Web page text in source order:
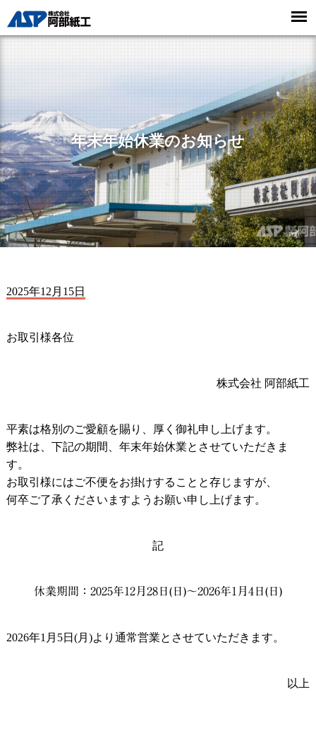
年末年始休業のお知らせ
2025年12月15日
お取引様各位
株式会社 阿部紙工
平素は格別のご愛顧を賜り、厚く御礼申し上げます。
弊社は、下記の期間、年末年始休業とさせていただきま
す。
お取引様にはご不便をお掛けすることと存じますが、
何卒ご了承くださいますようお願い申し上げます。
記
休業期間：2025年12月28日(日)～2026年1月4日(日)
2026年1月5日(月)より通常営業とさせていただきます。
以上